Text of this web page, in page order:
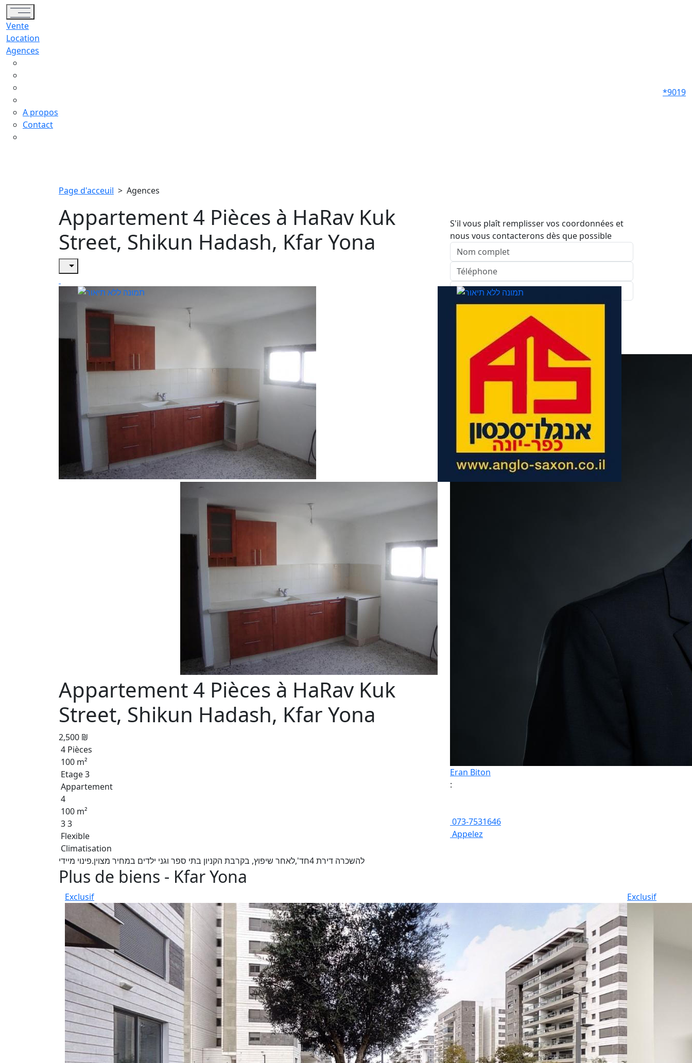
Toggle navigation
Vente
Location
Agences
A propos
Contact
*9019
Page d'acceuil > Agences
Appartement 4 Pièces à HaRav Kuk
Street, Shikun Hadash, Kfar Yona
Appartement 4 Pièces à HaRav Kuk
Street, Shikun Hadash, Kfar Yona
2,500 ₪
4 Pièces
100 m²
Etage 3
Appartement
4
100 m²
3 3
Flexible
Climatisation
להשכרה דירת 4חד',לאחר שיפוץ, בקרבת הקניון בתי ספר וגני ילדים במחיר מצוין.פינוי מיידי
S'il vous plaît remplisser vos coordonnées et
nous vous contacterons dès que possible
Appelez
Eran Biton
:
073-7531646
Appelez
Plus de biens - Kfar Yona
Exclusif Exclusif